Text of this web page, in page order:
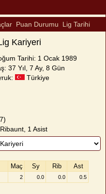
Puan Durumu Lig Tarihi
Kariyeri
Tarihi: 1 Ocak 1989
37 Yıl, 7 Ay, 8 Gün
Türkiye
1 Asist
Maç Sy Rib Ast
2 0.0 0.0 0.5